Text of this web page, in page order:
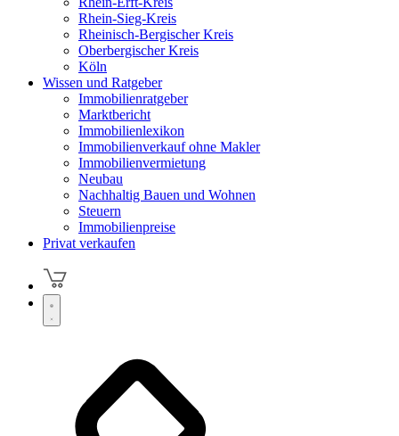
Rhein-Sieg-Kreis
Rheinisch-Bergischer Kreis
Oberbergischer Kreis
Köln
Wissen und Ratgeber
Immobilienratgeber
Marktbericht
Immobilienlexikon
Immobilienverkauf ohne Makler
Immobilienvermietung
Neubau
Nachhaltig Bauen und Wohnen
Steuern
Immobilienpreise
Privat verkaufen